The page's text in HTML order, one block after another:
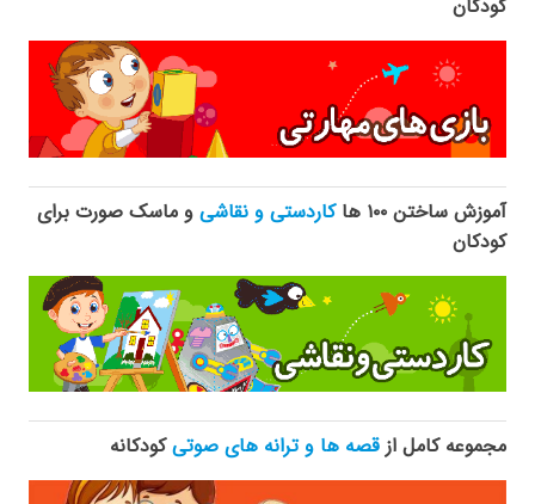
کودکان
آموزش ساختن ۱۰۰ ها کاردستی و نقاشی و ماسک صورت برای
کودکان
مجموعه کامل از قصه ها و ترانه های صوتیکودکانه